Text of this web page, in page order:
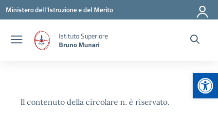
Vai ai contenuti
Vai al menu di navigazione
Vai al footer
Ministero dell'Istruzione e del Merito
Istituto Superiore
Bruno Munari
Il contenuto della circolare n. è riservato.